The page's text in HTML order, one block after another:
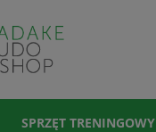
SPRZĘT TRENINGOWY